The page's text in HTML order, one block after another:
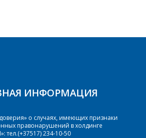
ИНФОРМАЦИЯ
о случаях, имеющих признаки
правонарушений в холдинге
тел.(+37517) 234-10-50